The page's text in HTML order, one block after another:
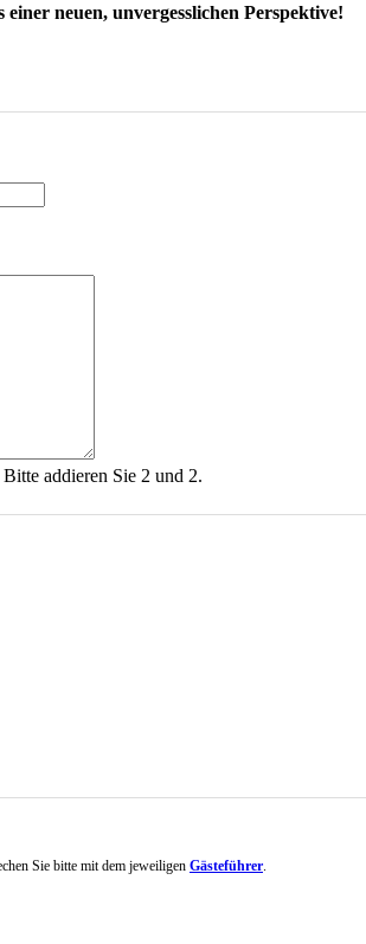
neuen, unvergesslichen Perspektive!
Bitte addieren Sie 2 und 2.
Sie bitte mit dem jeweiligen Gästeführer.